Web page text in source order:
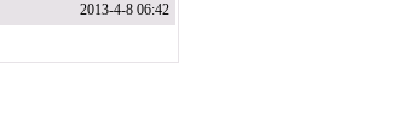
2013-4-8 06:42